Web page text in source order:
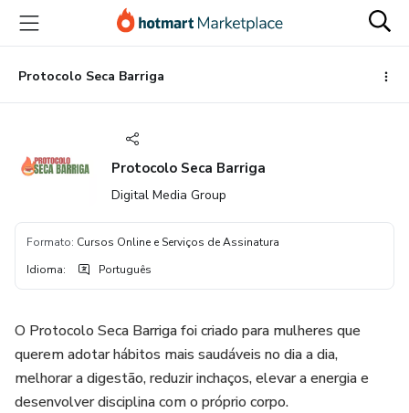
para
conteúdo
principal
para
pagamento
para
rodapé
Protocolo Seca Barriga
Protocolo Seca Barriga
Digital Media Group
Formato: Cursos Online e Serviços de Assinatura
Idioma: Português
O Protocolo Seca Barriga foi criado para mulheres que
querem adotar hábitos mais saudáveis no dia a dia,
melhorar a digestão, reduzir inchaços, elevar a energia e
desenvolver disciplina com o próprio corpo.